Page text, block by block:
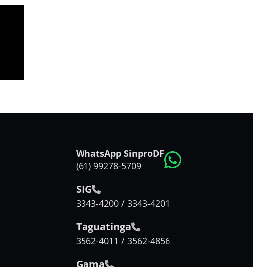
WhatsApp SinproDF
(61) 99278-5709
SIG
3343-4200 / 3343-4201
Taguatinga
3562-4011 / 3562-4856
Gama